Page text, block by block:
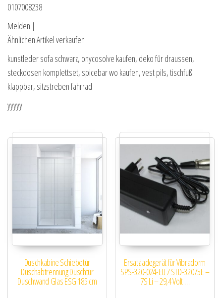
0107008238
Melden |
Ähnlichen Artikel verkaufen
kunstleder sofa schwarz, onycosolve kaufen, deko für draussen,
steckdosen komplettset, spicebar wo kaufen, vest pils, tischfuß
klappbar, sitzstreben fahrrad
yyyyy
Duschkabine Schiebetür
Duschabtrennung Duschtür
Duschwand Glas ESG 185 cm
Ersatzladegerät für Vibradorm
SPS-320-024-EU / STD-32075E –
7S Li – 29,4 Volt …